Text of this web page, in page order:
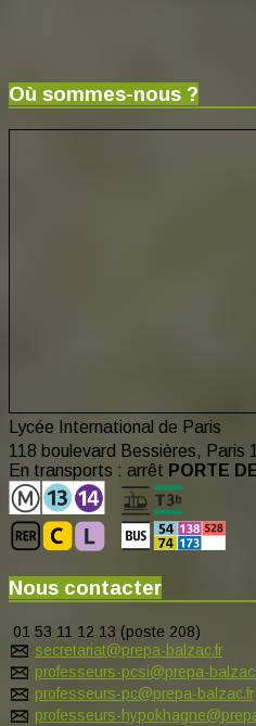
Où sommes-nous ?
Lycée International de Paris
118 boulevard Bessières, Paris
En transports : arrêt PORTE
Nous contacter
01 53 11 12 13 (poste 208)
secretariat@prepa-balzac.fr
professeurs-pcsi@prepa-
professeurs-pc@prepa-balzac.fr
professeurs-